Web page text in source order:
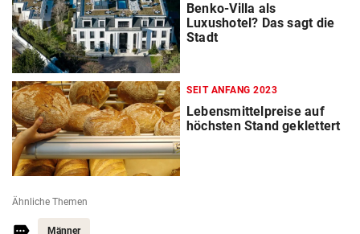
Benko-Villa als
Luxushotel? Das sagt die
Stadt
SEIT ANFANG 2023
Lebensmittelpreise auf
höchsten Stand geklettert
Ähnliche Themen
Männer